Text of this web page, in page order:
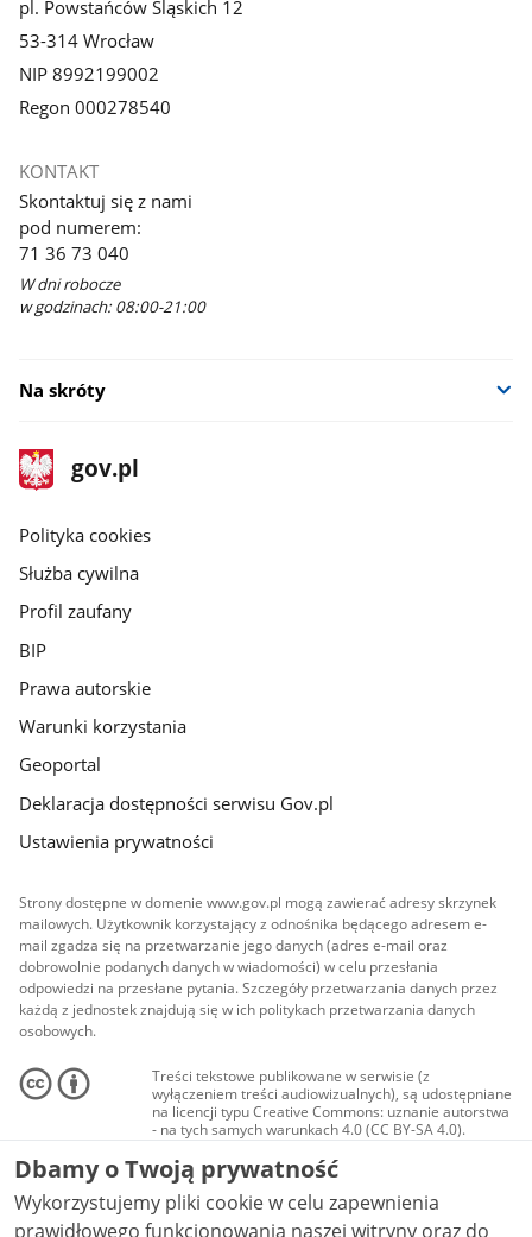
pl. Powstańców Śląskich 12
53-314 Wrocław
NIP 8992199002
Regon 000278540
KONTAKT
Skontaktuj się z nami
pod numerem:
71 36 73 040
W dni robocze
w godzinach: 08:00-21:00
Na skróty
stopka
gov.pl
Strona
gov.pl
gov.pl
Polityka cookies
Służba cywilna
Profil zaufany
BIP
Prawa autorskie
Warunki korzystania
Geoportal
Deklaracja dostępności serwisu Gov.pl
Ustawienia prywatności
Strony dostępne w domenie www.gov.pl mogą zawierać adresy skrzynek
mailowych. Użytkownik korzystający z odnośnika będącego adresem e-
mail zgadza się na przetwarzanie jego danych (adres e-mail oraz
dobrowolnie podanych danych w wiadomości) w celu przesłania
odpowiedzi na przesłane pytania. Szczegóły przetwarzania danych przez
każdą z jednostek znajdują się w ich politykach przetwarzania danych
osobowych.
Treści tekstowe publikowane w serwisie (z
wyłączeniem treści audiowizualnych), są udostępniane
na licencji typu Creative Commons: uznanie autorstwa
- na tych samych warunkach 4.0 (CC BY-SA 4.0).
Materiały audiowizualne, w tym zdjęcia, materiały
audio i wideo, są udostępniane na licencji typu
Creative Commons: uznanie autorstwa użycie
niekomercyjne - bez utworów zależnych 4.0 (CC BY-
NC-ND 4.0), o ile nie jest to stwierdzone inaczej.
Dbamy o Twoją prywatność
Wykorzystujemy pliki cookie w celu zapewnienia
prawidłowego funkcjonowania naszej witryny oraz do